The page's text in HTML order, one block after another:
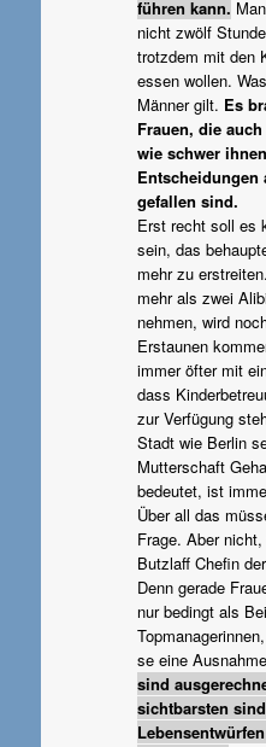
führen kann.
nicht zwölf
trotzdem mit den
essen wollen.
Männer gilt. Es
Frauen, die
wie schwer
Entscheidungen
gefallen sind.
Erst recht soll es
sein, das
mehr zu
mehr als zwei
nehmen, wird
Erstaunen
immer öfter mit
dass
zur Verfügung
Stadt wie Berlin
Mutterschaft
bedeutet, ist
Über all das
Frage. Aber
Butzlaff Chefin
Denn gerade
nur bedingt als
se eine
sind
sichtbarsten